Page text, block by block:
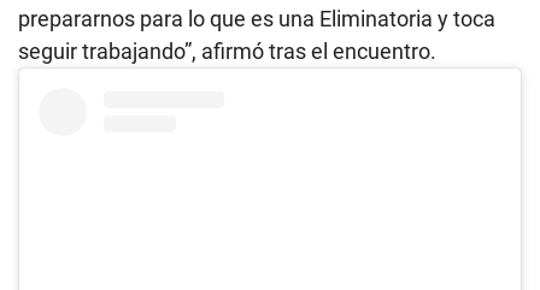
prepararnos para lo que es una Eliminatoria y toca
seguir trabajando”, afirmó tras el encuentro.